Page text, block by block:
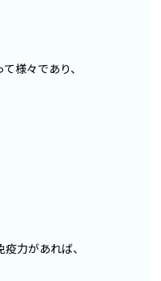
様々であり、
力があれば、